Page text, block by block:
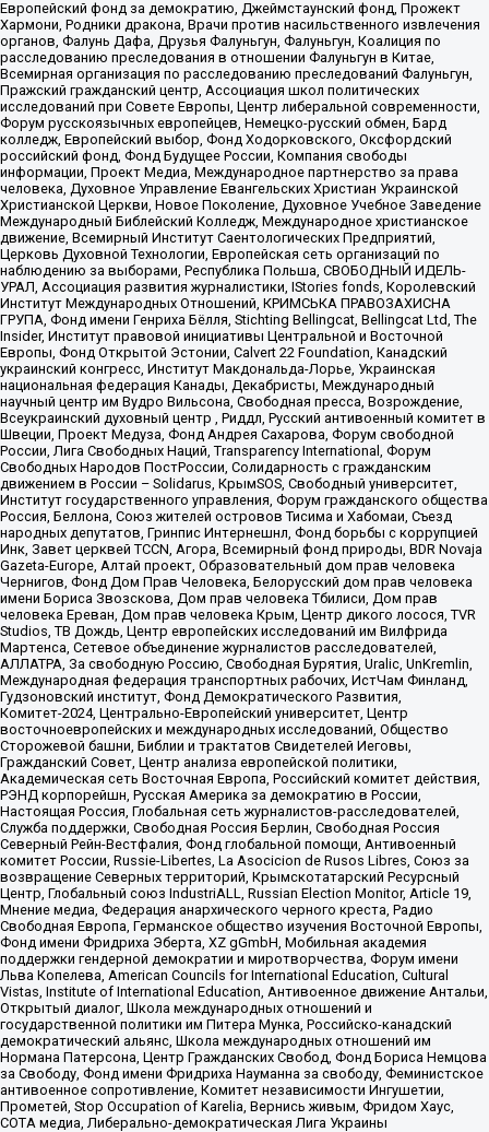
Европейский фонд за демократию, Джеймстаунский фонд, Прожект
Хармони, Родники дракона, Врачи против насильственного извлечения
органов, Фалунь Дафа, Друзья Фалуньгун, Фалуньгун, Коалиция по
расследованию преследования в отношении Фалуньгун в Китае,
Всемирная организация по расследованию преследований Фалуньгун,
Пражский гражданский центр, Ассоциация школ политических
исследований при Совете Европы, Центр либеральной современности,
Форум русскоязычных европейцев, Немецко-русский обмен, Бард
колледж, Европейский выбор, Фонд Ходорковского, Оксфордский
российский фонд, Фонд Будущее России, Компания свободы
информации, Проект Медиа, Международное партнерство за права
человека, Духовное Управление Евангельских Христиан Украинской
Христианской Церкви, Новое Поколение, Духовное Учебное Заведение
Международный Библейский Колледж, Международное христианское
движение, Всемирный Институт Саентологических Предприятий,
Церковь Духовной Технологии, Европейская сеть организаций по
наблюдению за выборами, Республика Польша, СВОБОДНЫЙ ИДЕЛЬ-
УРАЛ, Ассоциация развития журналистики, IStories fonds, Королевский
Институт Международных Отношений, КРИМСЬКА ПРАВОЗАХИСНА
ГРУПА, Фонд имени Генриха Бёлля, Stichting Bellingcat, Bellingcat Ltd, The
Insider, Институт правовой инициативы Центральной и Восточной
Европы, Фонд Открытой Эстонии, Calvert 22 Foundation, Канадский
украинский конгресс, Институт Макдональда-Лорье, Украинская
национальная федерация Канады, Декабристы, Международный
научный центр им Вудро Вильсона, Свободная пресса, Возрождение,
Всеукраинский духовный центр , Риддл, Русский антивоенный комитет в
Швеции, Проект Медуза, Фонд Андрея Сахарова, Форум свободной
России, Лига Свободных Наций, Transparеncy International, Форум
Свободных Народов ПостРоссии, Солидарность с гражданским
движением в России – Solidarus, КрымSOS, Свободный университет,
Институт государственного управления, Форум гражданского общества
Россия, Беллона, Союз жителей островов Тисима и Хабомаи, Съезд
народных депутатов, Гринпис Интернешнл, Фонд борьбы с коррупцией
Инк, Завет церквей TCCN, Агора, Всемирный фонд природы, BDR Novaja
Gazeta-Europe, Алтай проект, Образовательный дом прав человека
Чернигов, Фонд Дом Прав Человека, Белорусский дом прав человека
имени Бориса Звозскова, Дом прав человека Тбилиси, Дом прав
человека Ереван, Дом прав человека Крым, Центр дикого лосося, TVR
Studios, ТВ Дождь, Центр европейских исследований им Вилфрида
Мартенса, Сетевое объединение журналистов расследователей,
АЛЛАТРА, За свободную Россию, Свободная Бурятия, Uralic, UnKremlin,
Международная федерация транспортных рабочих, ИстЧам Финланд,
Гудзоновский институт, Фонд Демократического Развития,
Комитет-2024, Центрально-Европейский университет, Центр
восточноевропейских и международных исследований, Общество
Сторожевой башни, Библии и трактатов Свидетелей Иеговы,
Гражданский Совет, Центр анализа европейской политики,
Академическая сеть Восточная Европа, Российский комитет действия,
РЭНД корпорейшн, Русская Америка за демократию в России,
Настоящая Россия, Глобальная сеть журналистов-расследователей,
Служба поддержки, Свободная Россия Берлин, Свободная Россия
Северный Рейн-Вестфалия, Фонд глобальной помощи, Антивоенный
комитет России, Russie-Libertes, La Asocicion de Rusos Libres, Союз за
возвращение Северных территорий, Крымскотатарский Ресурсный
Центр, Глобальный союз IndustriALL, Russian Election Monitor, Article 19,
Мнение медиа, Федерация анархического черного креста, Радио
Свободная Европа, Германское общество изучения Восточной Европы,
Фонд имени Фридриха Эберта, XZ gGmbH, Мобильная академия
поддержки гендерной демократии и миротворчества, Форум имени
Льва Копелева, American Councils for International Education, Cultural
Vistas, Institute of International Education, Антивоенное движение Антальи,
Открытый диалог, Школа международных отношений и
государственной политики им Питера Мунка, Российско-канадский
демократический альянс, Школа международных отношений им
Нормана Патерсона, Центр Гражданских Свобод, Фонд Бориса Немцова
за Свободу, Фонд имени Фридриха Науманна за свободу, Феминистское
антивоенное сопротивление, Комитет независимости Ингушетии,
Прометей, Stop Occupation of Karelia, Вернись живым, Фридом Хаус,
СОТА медиа, Либерально-демократическая Лига Украины